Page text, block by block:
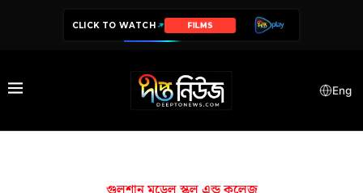
CLICK TO WATCH FILMS
Eng